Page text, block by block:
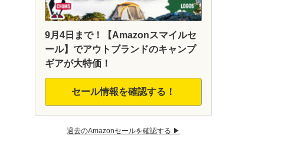
9月4日まで！【Amazonスマイルセ
ール】でアウトブランドのキャンプ
ギアが大特価！
セール情報を確認する！
過去のAmazonセールを確認する ▶︎